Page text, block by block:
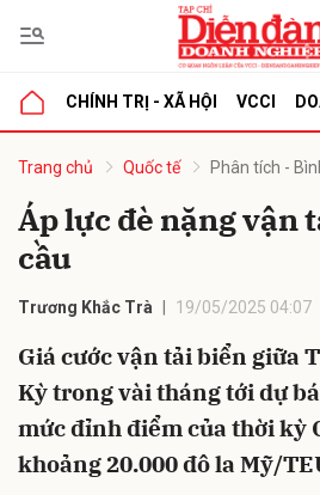
CHÍNH TRỊ - XÃ HỘI VCCI
Trang chủ Quốc tế Phân tích -
Áp lực đè nặng vận
cầu
Trương Khắc Trà 19/05/2025 04:07
Giá cước vận tải biển giữa
Kỳ trong vài tháng tới dự
mức đỉnh điểm của thời kỳ
khoảng 20.000 đô la Mỹ/
luận